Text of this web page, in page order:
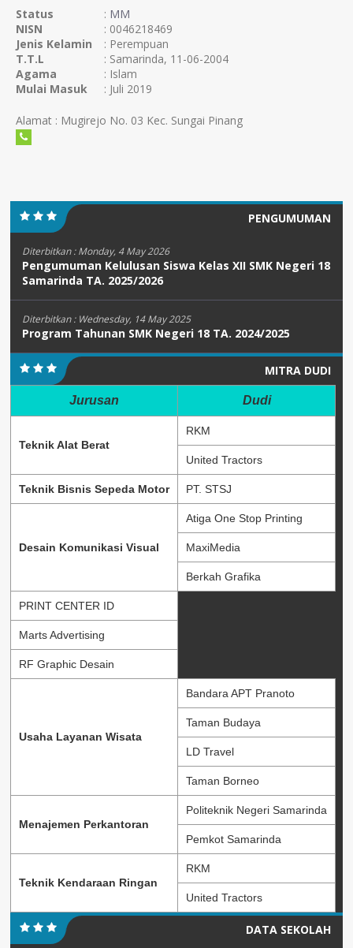
Status : MM
NISN
: 0046218469
Jenis Kelamin
: Perempuan
T.T.L
: Samarinda, 11-06-2004
Agama
: Islam
Mulai Masuk
: Juli 2019
Alamat : Mugirejo No. 03 Kec. Sungai Pinang
PENGUMUMAN
Diterbitkan :Monday, 4 May 2026
Pengumuman Kelulusan Siswa Kelas XII SMK Negeri 18
Samarinda TA. 2025/2026
Diterbitkan : Wednesday, 14 May 2025
Program Tahunan SMK Negeri 18 TA. 2024/2025
MITRA DUDI
Jurusan Dudi
Teknik Alat Berat
RKM
United Tractors
Teknik Bisnis Sepeda Motor PT. STSJ
Desain Komunikasi Visual
Atiga One Stop Printing
MaxiMedia
Berkah Grafika
PRINT CENTER ID
Marts Advertising
RF Graphic Desain
Usaha Layanan Wisata
Bandara APT Pranoto
Taman Budaya
LD Travel
Taman Borneo
Menajemen Perkantoran
Politeknik Negeri Samarinda
Pemkot Samarinda
Teknik Kendaraan Ringan
RKM
United Tractors
DATA SEKOLAH